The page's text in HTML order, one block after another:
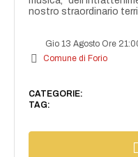
nostro straordinario
Gio 13 Agosto Ore
Comune di Forio
CATEGORIE:
TAG: